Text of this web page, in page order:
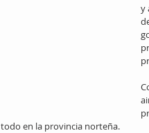
y
en la provincia norteña.